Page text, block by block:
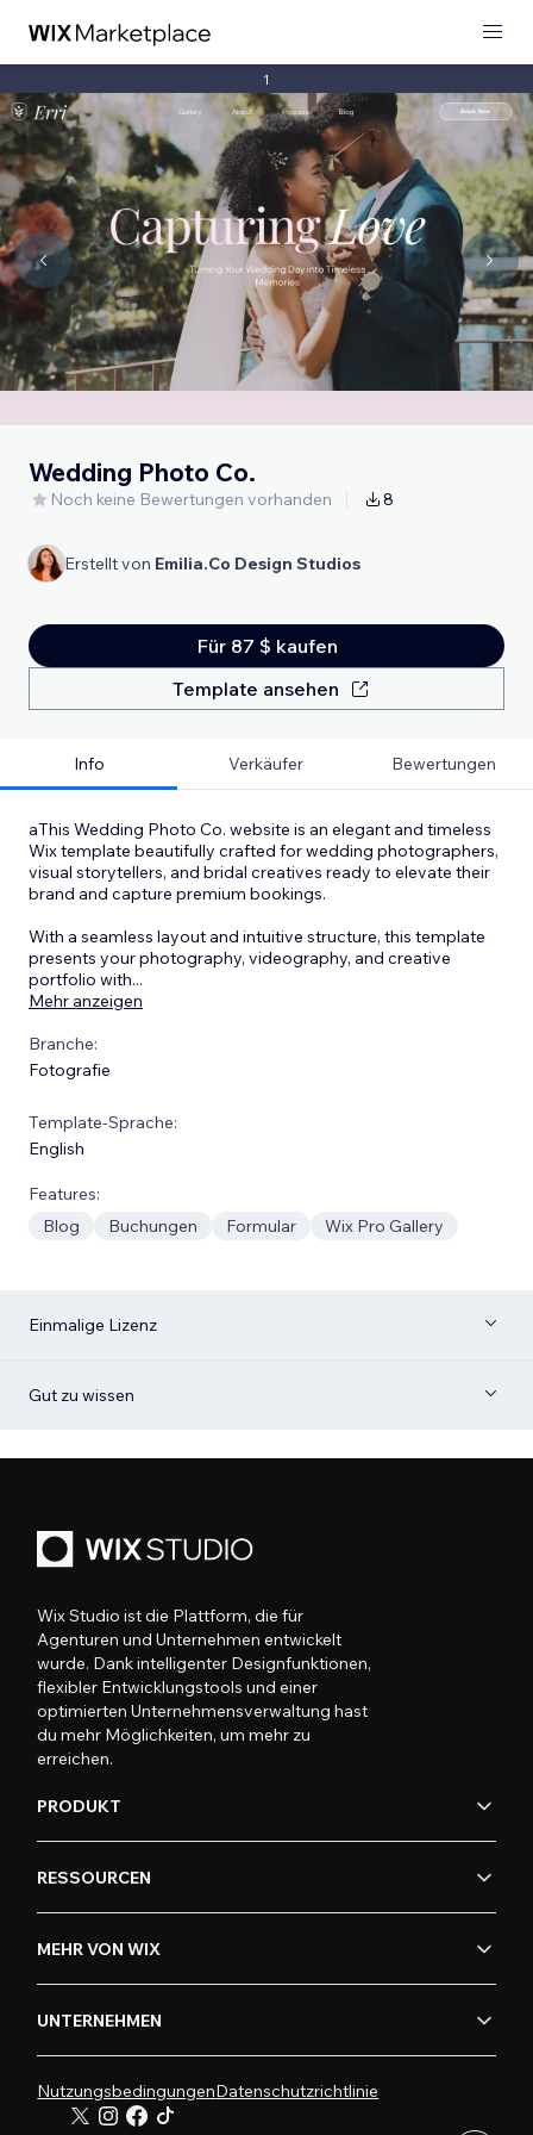
1
Wedding Photo Co.
Noch keine Bewertungen vorhanden 8
Erstellt von Emilia.Co Design Studios
Für 87 $ kaufen
Template ansehen
Info Verkäufer Bewertungen
aThis Wedding Photo Co. website is an elegant and timeless
Wix template beautifully crafted for wedding photographers,
visual storytellers, and bridal creatives ready to elevate their
brand and capture premium bookings.
With a seamless layout and intuitive structure, this template
presents your photography, videography, and creative
portfolio with...
Mehr anzeigen
Branche:
Fotografie
Template-Sprache:
English
Features:
Blog
Buchungen Formular Wix Pro Gallery
Einmalige Lizenz
Gut zu wissen
Wix Studio ist die Plattform, die für
Agenturen und Unternehmen entwickelt
wurde. Dank intelligenter Designfunktionen,
flexibler Entwicklungstools und einer
optimierten Unternehmensverwaltung hast
du mehr Möglichkeiten, um mehr zu
erreichen.
PRODUKT
RESSOURCEN
MEHR VON WIX
UNTERNEHMEN
NutzungsbedingungenDatenschutzrichtlinie